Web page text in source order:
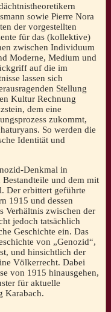
sowie Pierre Nora
der vorgestellten
für das (kollektive)
zwischen Individuum
Moderne, Medium und
auf die im
lassen sich
Stellung
Kultur Rechnung
dem eine
zukommt,
So werden die
Identität und
Denkmal in
Bestandteile und dem mit
Der erbittert geführte
1915 und dessen
Verhältnis zwischen der
jedoch tatsächlich
Geschichte ein. Das
von „Genozid“,
und hinsichtlich der
Völkerrecht. Dabei
von 1915 hinausgehen,
für aktuelle
Karabach.